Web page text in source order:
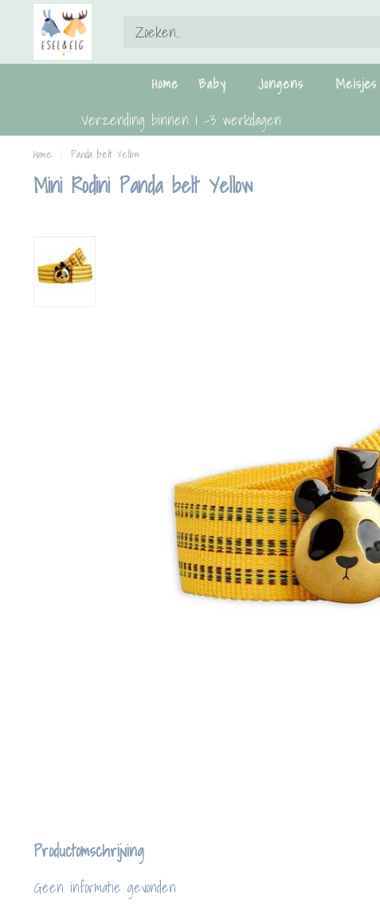
Home Baby Jongens Meisjes
Verzending binnen 1 -3 werkdagen
Home Panda belt Yellow
Mini Rodini Panda belt Yellow
Productomschrijving
Geen informatie gevonden